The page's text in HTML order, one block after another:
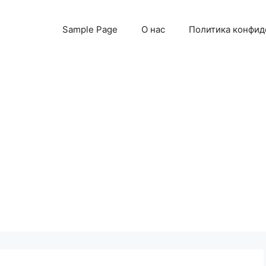
Sample Page О нас Политика